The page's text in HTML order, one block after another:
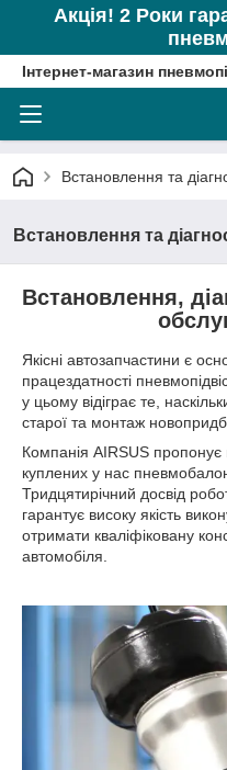
Акція! 2 Роки
Інтернет-магазин
Встановлення та
Встановлення та
Встановлення,
Якісні автозапчастини є
працездатності
у цьому відіграє те,
старої та монтаж
Компанія AIRSUS пропонує
куплених у нас
Тридцятирічний досвід
гарантує високу якість
отримати кваліфіковану
автомобіля.